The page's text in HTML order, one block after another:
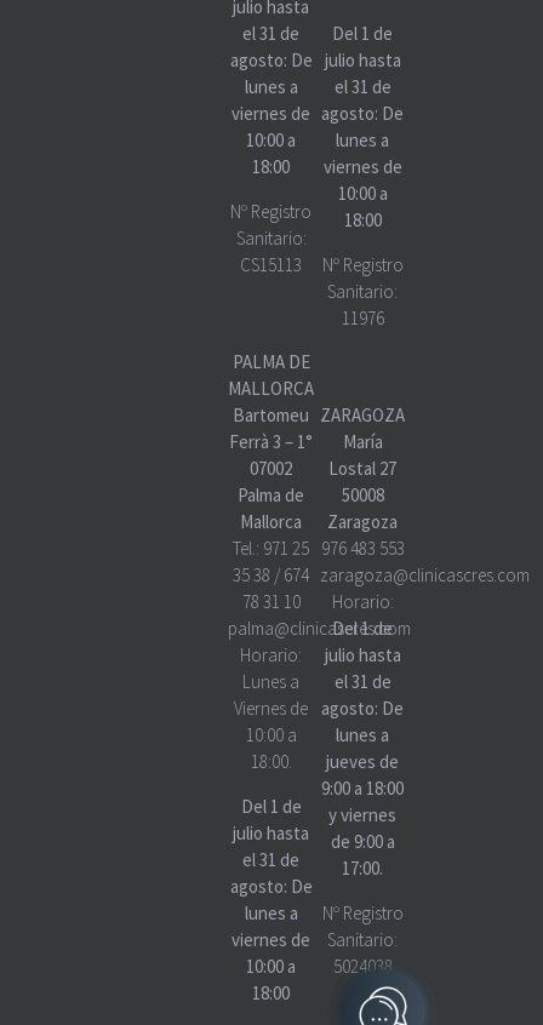
julio hasta
el 31 de
agosto: De
lunes a
viernes de
10:00 a
18:00
Nº Registro
Sanitario:
CS15113
PALMA DE
MALLORCA
Bartomeu
Ferrà 3 – 1°
07002
Palma de
Mallorca
Tel.: 971 25
35 38 / 674
78 31 10
palma@clinicascres.com
Horario:
Lunes a
Viernes de
10:00 a
18:00.
Del 1 de
julio hasta
el 31 de
agosto: De
lunes a
viernes de
10:00 a
18:00
Del 1 de
julio hasta
el 31 de
agosto: De
lunes a
viernes de
10:00 a
18:00
Nº Registro
Sanitario:
11976
ZARAGOZA
María
Lostal 27
50008
Zaragoza
976 483 553
zaragoza@clinicascres.com
Horario:
Del 1 de
julio hasta
el 31 de
agosto: De
lunes a
jueves de
9:00 a 18:00
y viernes
de 9:00 a
17:00.
Nº Registro
Sanitario:
5024038